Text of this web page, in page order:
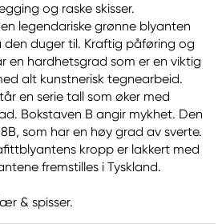
og raske skisser.
legendariske grønne blyanten
den duger til. Kraftig påføring og
en hardhetsgrad som er en viktig
alt kunstnerisk tegnearbeid.
en serie tall som øker med
Bokstaven B angir mykhet. Den
som har en høy grad av sverte.
kropp er lakkert med
fremstilles i Tyskland.
& spisser.